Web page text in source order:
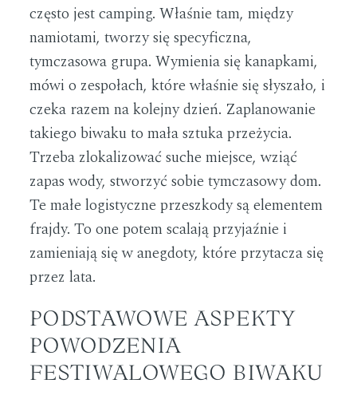
często jest camping. Właśnie tam, między
namiotami, tworzy się specyficzna,
tymczasowa grupa. Wymienia się kanapkami,
mówi o zespołach, które właśnie się słyszało, i
czeka razem na kolejny dzień. Zaplanowanie
takiego biwaku to mała sztuka przeżycia.
Trzeba zlokalizować suche miejsce, wziąć
zapas wody, stworzyć sobie tymczasowy dom.
Te małe logistyczne przeszkody są elementem
frajdy. To one potem scalają przyjaźnie i
zamieniają się w anegdoty, które przytacza się
przez lata.
PODSTAWOWE ASPEKTY
POWODZENIA
FESTIWALOWEGO BIWAKU